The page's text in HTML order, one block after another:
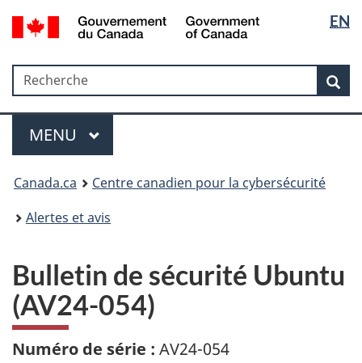
Passer
au
Passer
à
sujet
du
Passer
à
HTML
simplifiée
la
langue
EN
Government
Gouvernement
du
Recherche
Recherche
Menu
MAIN
MENU
Canada.ca
Centre canadien pour la cybersécurité
Alertes et avis
Bulletin de sécurité Ubuntu
(AV24-054)
Numéro de série : AV24-054